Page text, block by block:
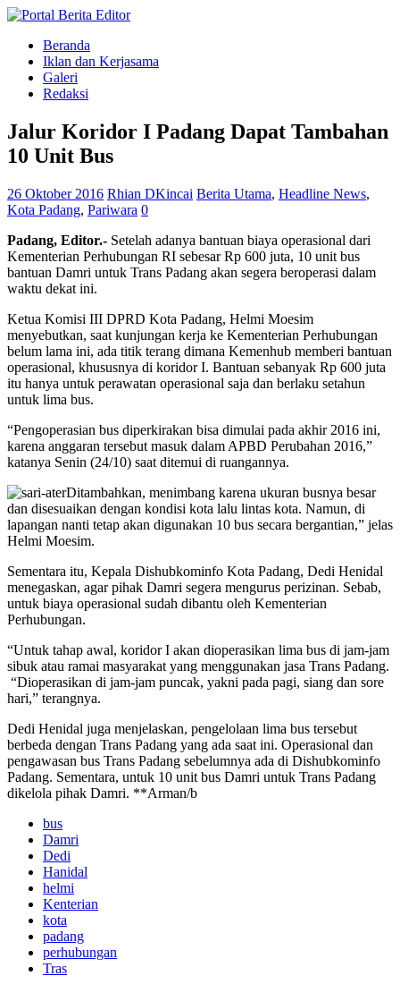
Beranda
Iklan dan Kerjasama
Galeri
Redaksi
Jalur Koridor I Padang Dapat Tambahan
10 Unit Bus
26 Oktober 2016 Rhian DKincai Berita Utama, Headline News,
Kota Padang, Pariwara 0
Padang, Editor.- Setelah adanya bantuan biaya operasional dari
Kementerian Perhubungan RI sebesar Rp 600 juta, 10 unit bus
bantuan Damri untuk Trans Padang akan segera beroperasi dalam
waktu dekat ini.
Ketua Komisi III DPRD Kota Padang, Helmi Moesim
menyebutkan, saat kunjungan kerja ke Kementerian Perhubungan
belum lama ini, ada titik terang dimana Kemenhub memberi bantuan
operasional, khususnya di koridor I. Bantuan sebanyak Rp 600 juta
itu hanya untuk perawatan operasional saja dan berlaku setahun
untuk lima bus.
“Pengoperasian bus diperkirakan bisa dimulai pada akhir 2016 ini,
karena anggaran tersebut masuk dalam APBD Perubahan 2016,”
katanya Senin (24/10) saat ditemui di ruangannya.
Ditambahkan, menimbang karena ukuran busnya besar
dan disesuaikan dengan kondisi kota lalu lintas kota. Namun, di
lapangan nanti tetap akan digunakan 10 bus secara bergantian,” jelas
Helmi Moesim.
Sementara itu, Kepala Dishubkominfo Kota Padang, Dedi Henidal
menegaskan, agar pihak Damri segera mengurus perizinan. Sebab,
untuk biaya operasional sudah dibantu oleh Kementerian
Perhubungan.
“Untuk tahap awal, koridor I akan dioperasikan lima bus di jam-jam
sibuk atau ramai masyarakat yang menggunakan jasa Trans Padang.
“Dioperasikan di jam-jam puncak, yakni pada pagi, siang dan sore
hari,” terangnya.
Dedi Henidal juga menjelaskan, pengelolaan lima bus tersebut
berbeda dengan Trans Padang yang ada saat ini. Operasional dan
pengawasan bus Trans Padang sebelumnya ada di Dishubkominfo
Padang. Sementara, untuk 10 unit bus Damri untuk Trans Padang
dikelola pihak Damri. **Arman/b
bus
Damri
Dedi
Hanidal
helmi
Kenterian
kota
padang
perhubungan
Tras